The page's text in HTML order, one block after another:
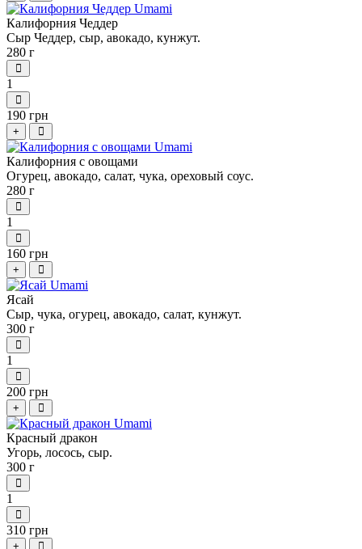
Калифорния Чеддер
Сыр Чеддер, сыр, авокадо, кунжут.
280 г
1
190 грн
+
Калифорния с овощами
Огурец, авокадо, салат, чука, ореховый соус.
280 г
1
160 грн
+
Ясай
Сыр, чука, огурец, авокадо, салат, кунжут.
300 г
1
200 грн
+
Красный дракон
Угорь, лосось, сыр.
300 г
1
310 грн
+